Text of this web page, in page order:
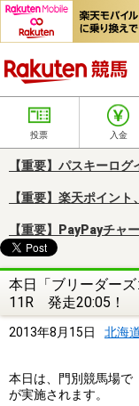
投票 入金
【重要】パスキーロ
【重要】楽天ポイン
【重要】PayPayチャ
本日「ブリーダー
11R 発走20:05！
2013年8月15日 北海
本日は、門別競馬場で
が実施されます。